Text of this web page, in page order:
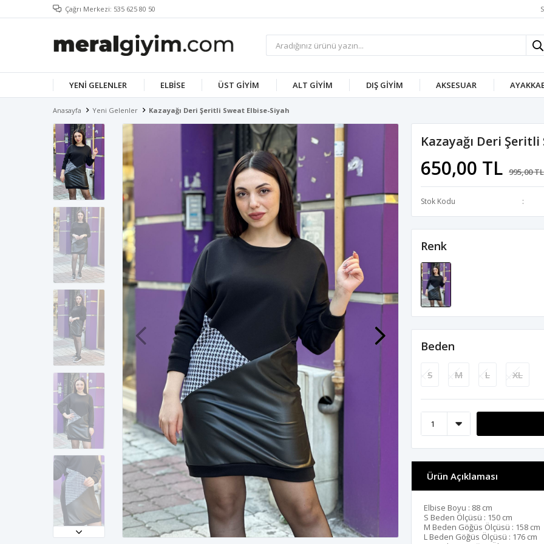
Çağrı Merkezi: 535 625 80 50
YENI GELENLER ELBISE ÜST GIYIM ALT GIYIM DIŞ GIYIM AKSESUAR
Anasayfa Yeni Gelenler Kazayağı Deri Şeritli Sweat Elbise-Siyah
Kazayağı Deri
650,00 TL 995,00 TL
Stok Kodu
Renk
Beden
S M L XL
Ürün Açıklaması
Elbise Boyu : 88 cm
S Beden Ölçüsü : 150 cm
M Beden Göğüs Ölçüsü : 158 cm
L Beden Göğüs Ölçüsü : 176 cm